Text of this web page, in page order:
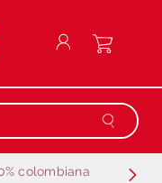
colombiana